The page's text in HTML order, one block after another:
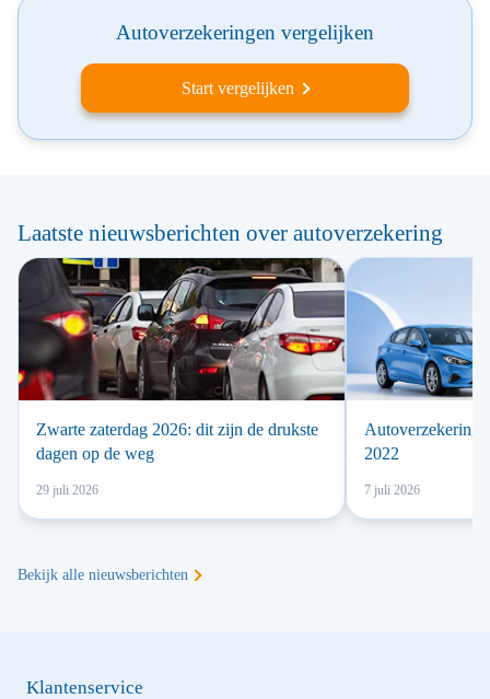
Autoverzekeringen vergelijken
Start vergelijken
Laatste nieuwsberichten over autoverzekering
Zwarte zaterdag 2026: dit zijn de drukste
dagen op de weg
29 juli 2026
Autoverzekering
2022
7 juli 2026
Bekijk alle nieuwsberichten
Klantenservice